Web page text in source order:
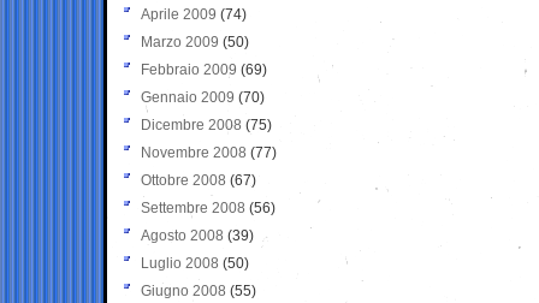
Aprile 2009 (74)
Marzo 2009 (50)
Febbraio 2009 (69)
Gennaio 2009 (70)
Dicembre 2008 (75)
Novembre 2008 (77)
Ottobre 2008 (67)
Settembre 2008 (56)
Agosto 2008 (39)
Luglio 2008 (50)
Giugno 2008 (55)